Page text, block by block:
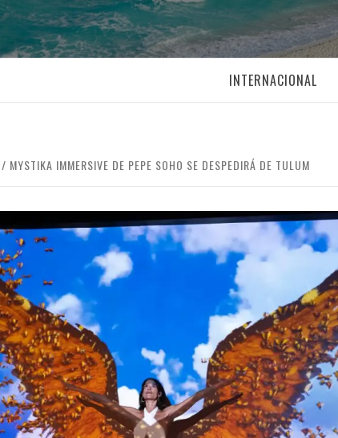
INTERNACIONAL
MYSTIKA IMMERSIVE DE PEPE SOHO SE DESPEDIRÁ DE TULUM